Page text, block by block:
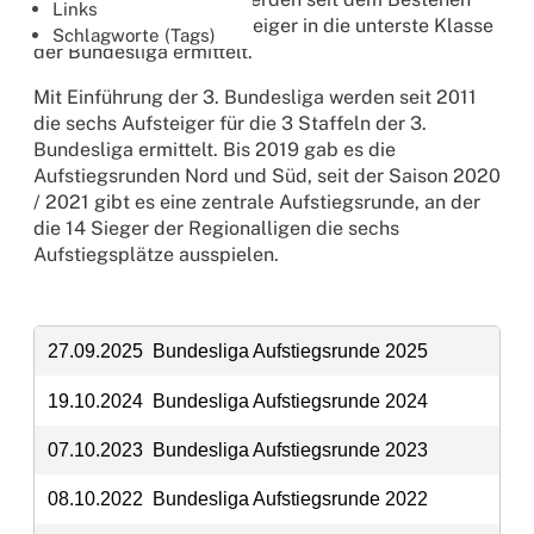
Links
Schlagworte (Tags)
20.01.2018 32. Bundesliga Saison 2018
28.01.2017 31. Bundesliga Saison 2017
23.01.2016 30. Bundesliga Saison 2016
24.01.2015 29. Bundesliga Saison 2015
18.01.2014 28. Bundesliga Saison 2014
19.01.2013 27. Bundesliga Saison 2013
15.01.2011 25. Bundesliga Saison 2011
09.01.2010 24. Bundesliga Saison 2010
10.01.2009 23. Bundesliga Saison 2009
12.01.2008 22. Bundesliga Saison 2008
der Bundesliga die Aufsteiger in die unterste Klasse
der Bundesliga ermittelt.
Mit Einführung der 3. Bundesliga werden seit 2011
die sechs Aufsteiger für die 3 Staffeln der 3.
Bundesliga ermittelt. Bis 2019 gab es die
Aufstiegsrunden Nord und Süd, seit der Saison 2020
/ 2021 gibt es eine zentrale Aufstiegsrunde, an der
die 14 Sieger der Regionalligen die sechs
Aufstiegsplätze ausspielen.
27.09.2025 Bundesliga Aufstiegsrunde 2025
19.10.2024 Bundesliga Aufstiegsrunde 2024
07.10.2023 Bundesliga Aufstiegsrunde 2023
08.10.2022 Bundesliga Aufstiegsrunde 2022